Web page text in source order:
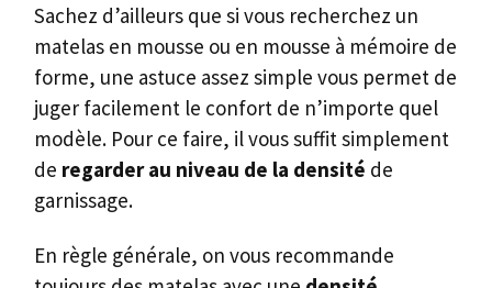
Sachez d’ailleurs que si vous recherchez un
matelas en mousse ou en mousse à mémoire de
forme, une astuce assez simple vous permet de
juger facilement le confort de n’importe quel
modèle. Pour ce faire, il vous suffit simplement
de regarder au niveau de la densité de
garnissage.
En règle générale, on vous recommande